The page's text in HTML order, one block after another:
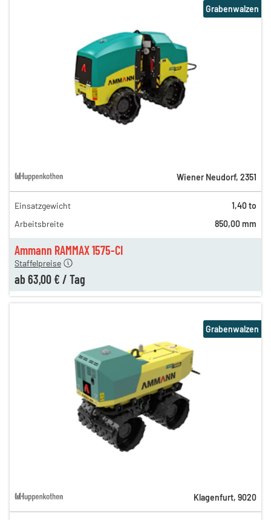
Ammann RAMMAX 1575-CI
140,00 €
86,00 €
Staffelpreise
ab 63,00 € / Tag
Grabenwalzen
Wiener Neudorf, 2351
Einsatzgewicht
1,40 to
Arbeitsbreite
850,00 mm
Grabenwalzen
Klagenfurt, 9020